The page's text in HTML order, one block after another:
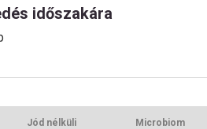
időszakára
Jód nélküli Microbiom